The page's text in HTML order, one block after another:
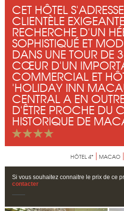
CET HÔTEL
CLIENTÈLE
RECHERCHE D'UN
SOPHISTIQUÉ ET
DANS UNE TOUR DE
CŒUR D'UN
COMMERCIAL ET
'HOLIDAY INN
CENTRAL A EN
D'ÊTRE PROCHE DU
HISTORIQUE DE
HÔTEL 4* MACAO
Si vous souhaitez connaitre le prix de ce
contacter